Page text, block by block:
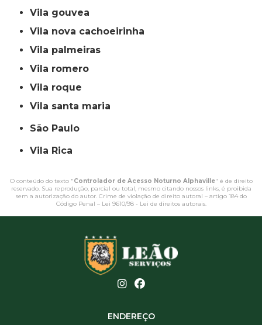
vila gouvea
vila nova cachoeirinha
vila palmeiras
vila romero
vila roque
vila santa maria
São Paulo
Vila Rica
O conteúdo do texto "Controlador de Acesso Noturno Alphaville" é de direito
reservado. Sua reprodução, parcial ou total, mesmo citando nossos links, é proibida
sem a autorização do autor. Crime de violação de direito autoral – artigo 184 do
Código Penal – Lei 9610/98 - Lei de direitos autorais.
ENDEREÇO